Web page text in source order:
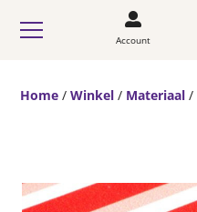
Account
Home /Winkel / Materiaal /